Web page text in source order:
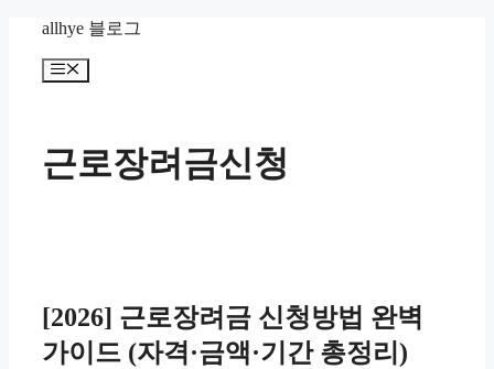
content
allhye 블로그
Menu
근로장려금신청
[2026] 근로장려금 신청방법 완벽
가이드 (자격·금액·기간 총정리)